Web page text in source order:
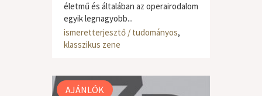
életmű és általában az operairodalom
egyik legnagyobb...
ismeretterjesztő / tudományos,
klasszikus zene
AJÁNLÓK